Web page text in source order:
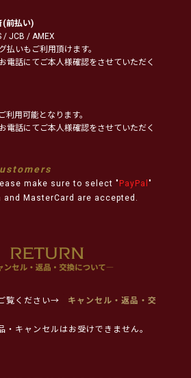
(前払い)
/ JCB / AMEX
いもご利用頂けます。
電話にてご本人様確認をさせていただく
用可能となります。
電話にてご本人様確認をさせていただく
make sure to select " PayPal "
and MasterCard are accepted.
覧ください→
キャンセル・返品・交
キャンセルはお受けできません。